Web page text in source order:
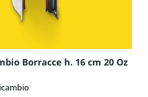
Borracce h. 16 cm 20 Oz